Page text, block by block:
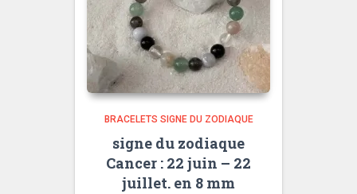
BRACELETS SIGNE DU ZODIAQUE
signe du zodiaque
Cancer : 22 juin – 22
juillet. en 8 mm